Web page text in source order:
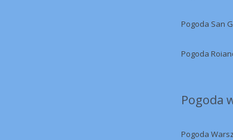
Pogoda San
Pogoda
Pogoda
Pogoda